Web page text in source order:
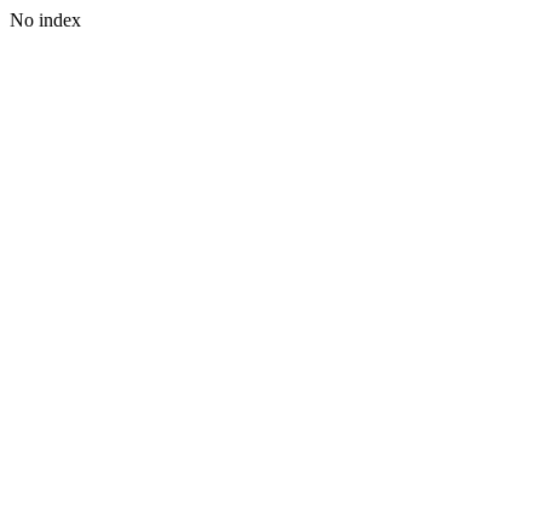
No index